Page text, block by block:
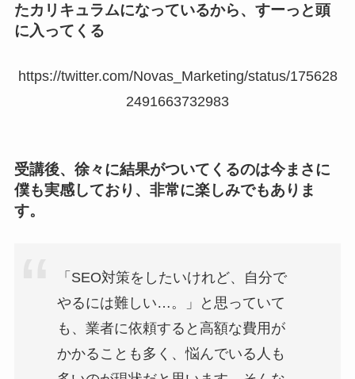
たカリキュラムになっているから、すーっと頭
に入ってくる
https://twitter.com/Novas_Marketing/status/175628
2491663732983
受講後、徐々に結果がついてくるのは今まさに
僕も実感しており、非常に楽しみでもありま
す。
「SEO対策をしたいけれど、自分で
やるには難しい…。」と思っていて
も、業者に依頼すると高額な費用が
かかることも多く、悩んでいる人も